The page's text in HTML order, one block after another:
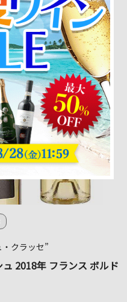
クラッセ”
2018年 フランス ボルド